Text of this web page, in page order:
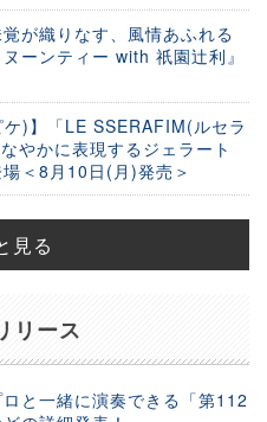
が織りなす、風情あふれる
ーンティー with 祇園辻利』
)】「LE SSERAFIM(ルセラ
やかに表現するジェラート
＜8月10日(月)発売＞
見る
リース
と一緒に演奏できる「第112